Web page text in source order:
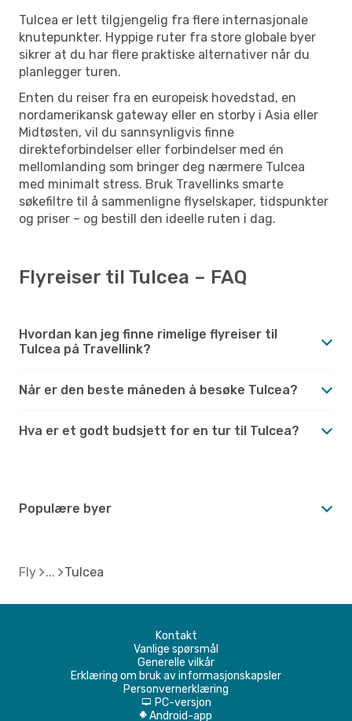
Tulcea er lett tilgjengelig fra flere internasjonale
knutepunkter. Hyppige ruter fra store globale byer
sikrer at du har flere praktiske alternativer når du
planlegger turen.
Enten du reiser fra en europeisk hovedstad, en
nordamerikansk gateway eller en storby i Asia eller
Midtøsten, vil du sannsynligvis finne
direkteforbindelser eller forbindelser med én
mellomlanding som bringer deg nærmere Tulcea
med minimalt stress. Bruk Travellinks smarte
søkefiltre til å sammenligne flyselskaper, tidspunkter
og priser – og bestill den ideelle ruten i dag.
Flyreiser til Tulcea – FAQ
Hvordan kan jeg finne rimelige flyreiser til
Tulcea på Travellink?
Når er den beste måneden å besøke Tulcea?
Hva er et godt budsjett for en tur til Tulcea?
Populære byer
Fly Tulcea
Kontakt
Vanlige spørsmål
Generelle vilkår
Erklæring om bruk av informasjonskapsler
Personvernerklæring
d PC-versjon
A Android-app